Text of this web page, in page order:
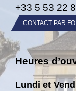
+33 5 53 22
CONTACT PAR
Heures
Lundi et